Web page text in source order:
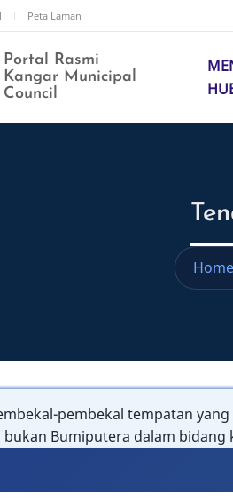
Peta Laman
Portal Rasmi
Kangar Municipal
Council
Home
pembekal tempatan
Bumiputera dalam bidang